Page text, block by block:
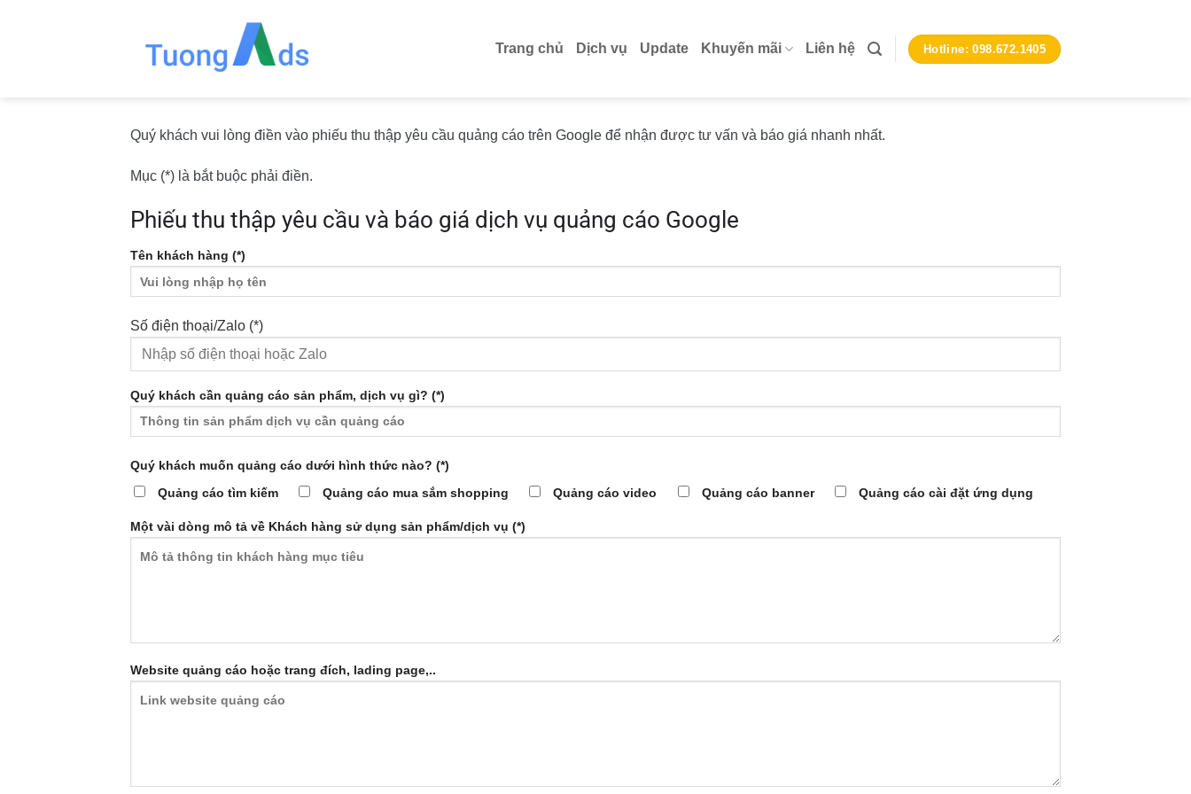
Trang chủ Dịch vụ Update Khuyến mãi Liên hệ Hotline: 098.672.1405
Quý khách vui lòng điền vào phiếu thu thập yêu cầu quảng cáo trên Google để nhận được tư vấn và báo giá nhanh nhất.
Mục (*) là bắt buộc phải điền.
Phiếu thu thập yêu cầu và báo giá dịch vụ quảng cáo Google
Tên khách hàng (*)
Số điện thoại/Zalo (*)
Quý khách cần quảng cáo sản phẩm, dịch vụ gì? (*)
Quý khách muốn quảng cáo dưới hình thức nào? (*)
Quảng cáo tìm kiếm
Quảng cáo mua sắm shopping Quảng cáo video Quảng cáo banner Quảng cáo cài đặt ứng dụng
Một vài dòng mô tả về Khách hàng sử dụng sản phẩm/dịch vụ (*)
Website quảng cáo hoặc trang đích, lading page,..